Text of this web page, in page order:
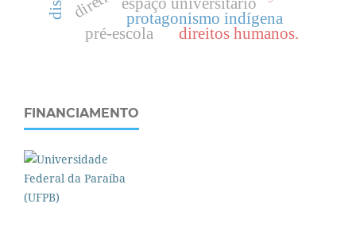
protagonismo indígena
direitos humanos.
pré-escola
FINANCIAMENTO